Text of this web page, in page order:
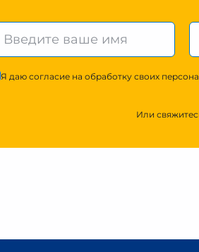
Я даю согласие на обработку своих
Или